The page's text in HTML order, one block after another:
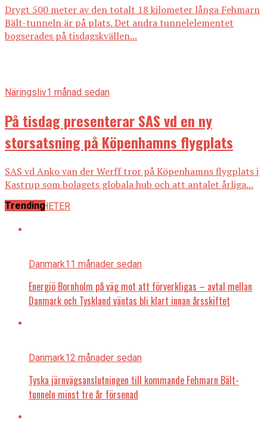
Drygt 500 meter av den totalt 18 kilometer långa Fehmarn
Bält-tunneln är på plats. Det andra tunnelelementet
bogserades på tisdagskvällen...
Näringsliv1 månad sedan
På tisdag presenterar SAS vd en ny
storsatsning på Köpenhamns flygplats
SAS vd Anko van der Werff tror på Köpenhamns flygplats i
Kastrup som bolagets globala hub och att antalet årliga...
ALLA NYHETER
Trending
Danmark11 månader sedan
Energiö Bornholm på väg mot att förverkligas – avtal mellan
Danmark och Tyskland väntas bli klart innan årsskiftet
Danmark12 månader sedan
Tyska järnvägsanslutningen till kommande Fehmarn Bält-
tunneln minst tre år försenad